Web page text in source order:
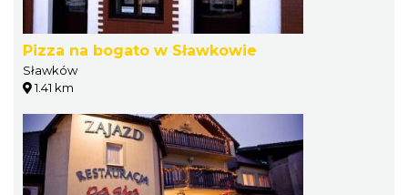
Pizza na bogato w Sławkowie
Sławków
1.41 km